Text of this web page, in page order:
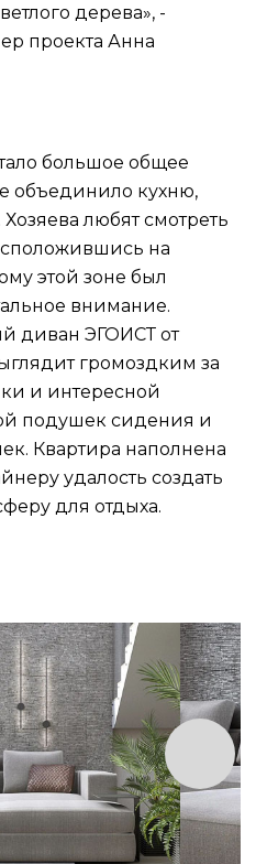
дерева», -
проекта Анна
большое общее
объединило кухню,
любят смотреть
на
этой зоне был
внимание.
диван ЭГОИСТ от
громоздким за
и интересной
подушек сидения и
Квартира наполнена
удалость создать
для отдыха.